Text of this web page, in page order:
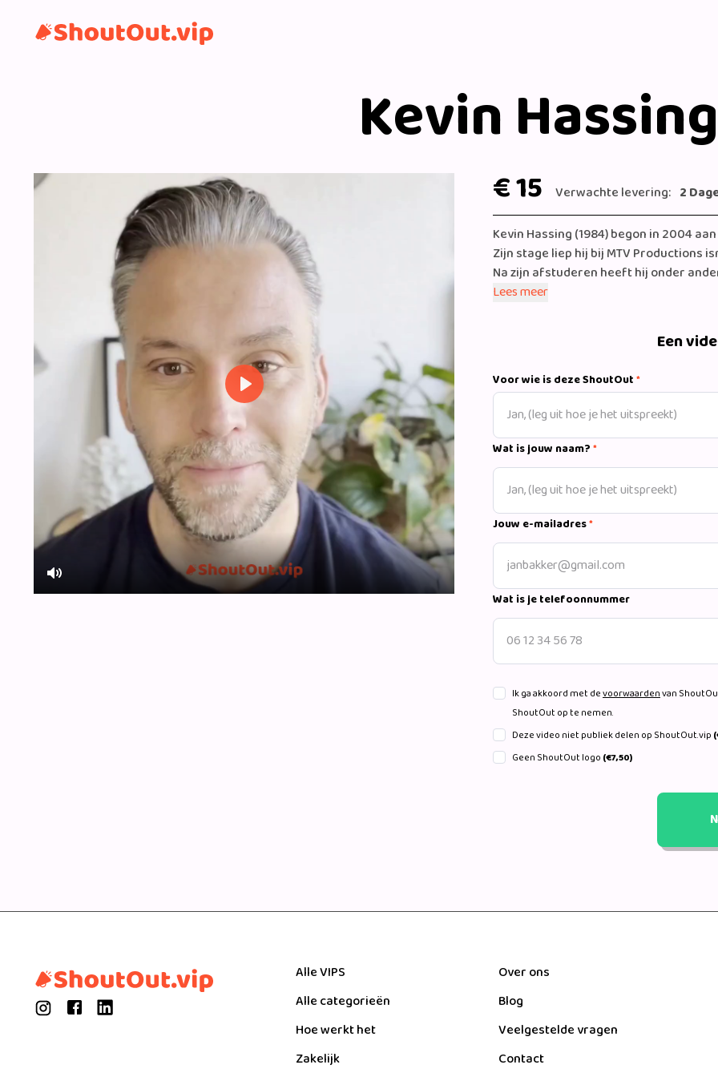
Kevin Hassing
Mute
Play
€ 15 Verwachte levering: 2
Kevin Hassing (1984) begon in 2004
Zijn stage liep hij bij MTV Productions
Na zijn afstuderen heeft hij onder
de voorstelling Het Oneindige Verhaal
Als stemacteur speelt Kevin
horen als Spencer in iCarly, Pablo in
Chipmunks en Jay in De Lego Ninjago
Benthomar in de Lego Ninjago serie.
Twittler en De Tijdrover in Henry
Across the Spider-verse.
Daarnaast is Kevin te zien geweest op
Tijden en dokter Sebastiaan de Moor in
gastrollen in o.a. Mocro Maffia en Dag
Lees meer
Een
Voor wie is deze ShoutOut*
Wat is jouw naam?*
Jouw e-mailadres*
Wat is je telefoonnummer
Ik ga akkoord met devoorwaardenvan
ShoutOut op te nemen.
Deze video niet publiek delen op ShoutOut.vip
Geen ShoutOut logo (€7,50)
Alle VIPS
Alle categorieën
Hoe werkt het
Zakelijk
Over ons
Blog
Veelgestelde vragen
Contact